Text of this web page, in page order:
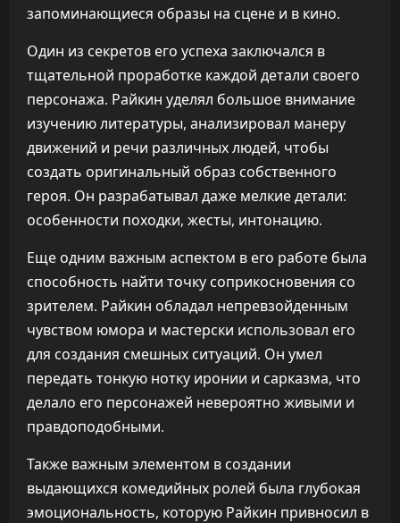
запоминающиеся образы на сцене и в кино.
Один из секретов его успеха заключался в
тщательной проработке каждой детали своего
персонажа. Райкин уделял большое внимание
изучению литературы, анализировал манеру
движений и речи различных людей, чтобы
создать оригинальный образ собственного
героя. Он разрабатывал даже мелкие детали:
особенности походки, жесты, интонацию.
Еще одним важным аспектом в его работе была
способность найти точку соприкосновения со
зрителем. Райкин обладал непревзойденным
чувством юмора и мастерски использовал его
для создания смешных ситуаций. Он умел
передать тонкую нотку иронии и сарказма, что
делало его персонажей невероятно живыми и
правдоподобными.
Также важным элементом в создании
выдающихся комедийных ролей была глубокая
эмоциональность, которую Райкин привносил в